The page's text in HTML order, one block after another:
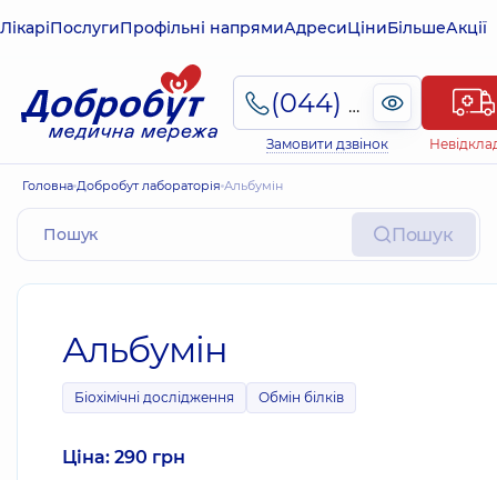
ЛікаріПослугиПрофільні напрямиАдресиЦіниБільшеАкції
(044) 495-2-888
Замовити дзвінок
Головна Добробут лабораторія Альбумін
Пошук
Альбумін
Біохімічні дослідження Обмін білків
Ціна: 290 грн